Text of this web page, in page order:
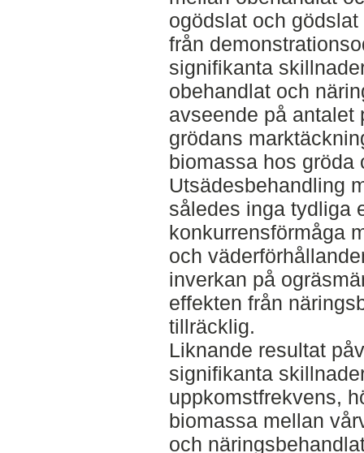
ogödslat och
från
signifikanta
obehandlat och
avseende på antalet
grödans
biomassa hos gröda
Utsädesbehandling
således inga tydliga
konkurrensförmåga
och
inverkan på
effekten från
tillräcklig.
Liknande resultat
signifikanta
uppkomstfrekvens,
biomassa mellan
och